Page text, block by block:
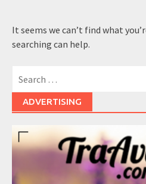
It seems we can’t find what
searching can help.
ADVERTISING